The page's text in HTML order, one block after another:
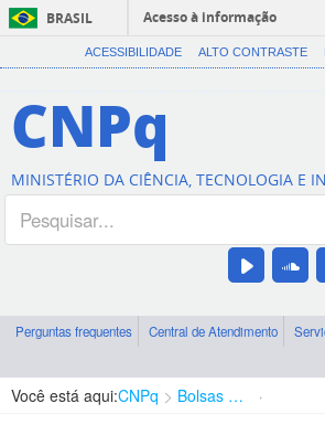
BRASIL
Acesso à informação
ACESSIBILIDADE ALTO CONTRASTE
CNPq
MINISTÉRIO DA CIÊNCIA, TECNOLOGIA E
Perguntas frequentes Central de Atendimento
Você está aqui:CNPq Bolsas e Auxílios Vigentes